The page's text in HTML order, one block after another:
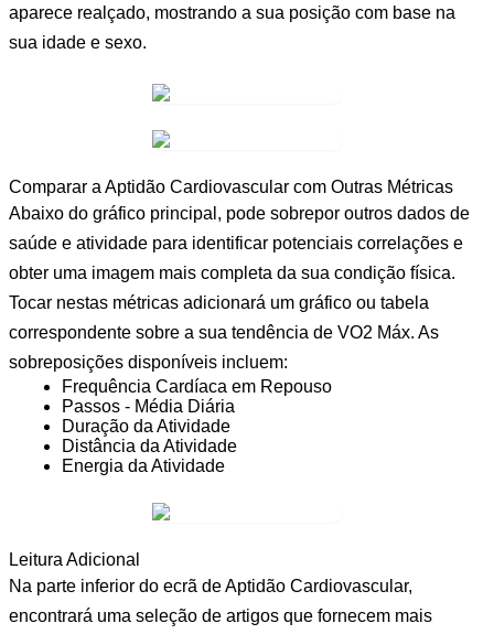
aparece realçado, mostrando a sua posição com base na
sua idade e sexo.
Comparar a Aptidão Cardiovascular com Outras Métricas
Abaixo do gráfico principal, pode sobrepor outros dados de
saúde e atividade para identificar potenciais correlações e
obter uma imagem mais completa da sua condição física.
Tocar nestas métricas adicionará um gráfico ou tabela
correspondente sobre a sua tendência de VO2 Máx. As
sobreposições disponíveis incluem:
Frequência Cardíaca em Repouso
Passos - Média Diária
Duração da Atividade
Distância da Atividade
Energia da Atividade
Leitura Adicional
Na parte inferior do ecrã de Aptidão Cardiovascular,
encontrará uma seleção de artigos que fornecem mais